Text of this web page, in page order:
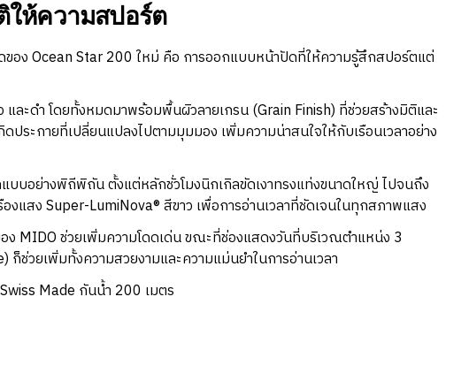
ให้ความสปอร์ต
อง Ocean Star 200 ใหม่ คือ การออกแบบหน้าปัดที่ให้ความรู้สึกสปอร์ตแต่
และดำ โดยทั้งหมดมาพร้อมพื้นผิวลายเกรน (Grain Finish) ที่ช่วยสร้างมิติและ
ประกายที่เปลี่ยนแปลงไปตามมุมมอง เพิ่มความน่าสนใจให้กับเรือนเวลาอย่าง
บอย่างพิถีพิถัน ตั้งแต่หลักชั่วโมงนิกเกิลขัดเงาทรงแท่งขนาดใหญ่ ไปจนถึง
องแสง Super-LumiNova® สีขาว เพื่อการอ่านเวลาที่ชัดเจนในทุกสภาพแสง
MIDO ช่วยเพิ่มความโดดเด่น ขณะที่ช่องแสดงวันที่บริเวณตำแหน่ง 3
ช่วยเพิ่มทั้งความสวยงามและความแม่นยำในการอ่านเวลา